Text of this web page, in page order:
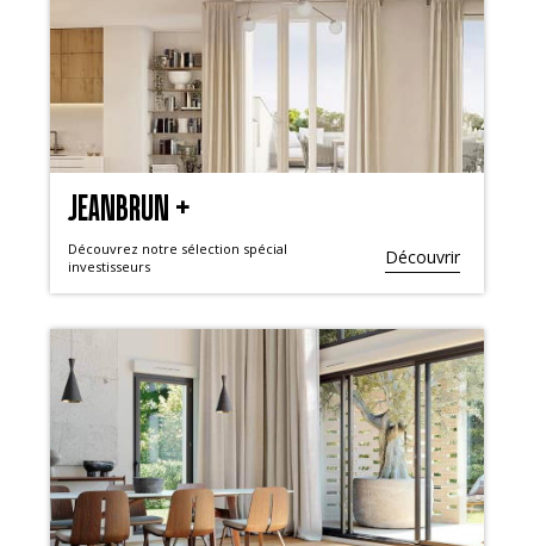
JEANBRUN +
Découvrez notre sélection spécial
investisseurs
Découvrir